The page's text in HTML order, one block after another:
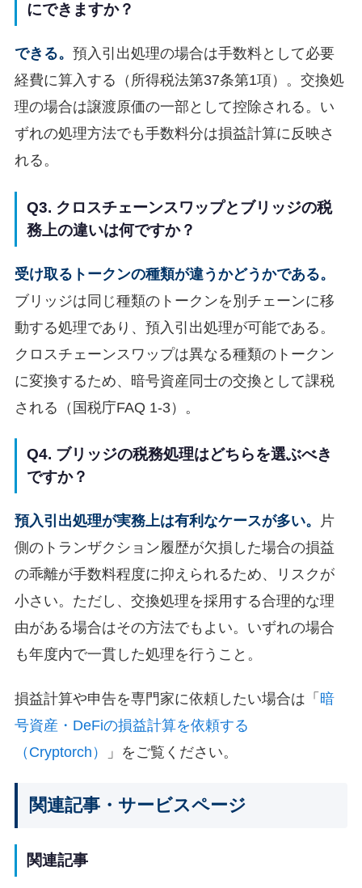
にできますか？
できる。 預入引出処理の場合は手数料として必要
経費に算入する（所得税法第37条第1項）。交換処
理の場合は譲渡原価の一部として控除される。い
ずれの処理方法でも手数料分は損益計算に反映さ
れる。
Q3. クロスチェーンスワップとブリッジの税
務上の違いは何ですか？
受け取るトークンの種類が違うかどうかである。
ブリッジは同じ種類のトークンを別チェーンに移
動する処理であり、預入引出処理が可能である。
クロスチェーンスワップは異なる種類のトークン
に変換するため、暗号資産同士の交換として課税
される（国税庁FAQ 1-3）。
Q4. ブリッジの税務処理はどちらを選ぶべき
ですか？
預入引出処理が実務上は有利なケースが多い。
片
側のトランザクション履歴が欠損した場合の損益
の乖離が手数料程度に抑えられるため、リスクが
小さい。ただし、交換処理を採用する合理的な理
由がある場合はその方法でもよい。いずれの場合
も年度内で一貫した処理を行うこと。
損益計算や申告を専門家に依頼したい場合は「 暗
号資産・DeFiの損益計算を依頼する
（Cryptorch）
」をご覧ください。
関連記事・サービスページ
関連記事